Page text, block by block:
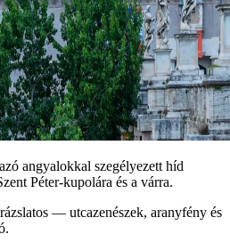
angyalokkal szegélyezett híd
Péter‑kupolára és a várra.
— utcazenészek, aranyfény és